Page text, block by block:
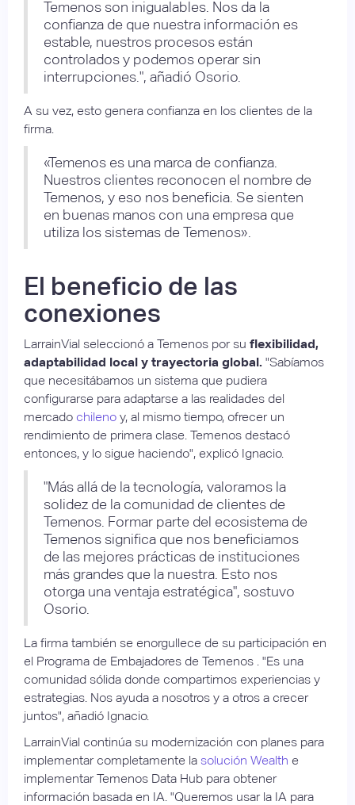
Temenos son inigualables. Nos da la
confianza de que nuestra información es
estable, nuestros procesos están
controlados y podemos operar sin
interrupciones.", añadió Osorio.
A su vez, esto genera confianza en los clientes de la
firma.
«Temenos es una marca de confianza.
Nuestros clientes reconocen el nombre de
Temenos, y eso nos beneficia. Se sienten
en buenas manos con una empresa que
utiliza los sistemas de Temenos».
El beneficio de las
conexiones
LarrainVial seleccionó a Temenos por su flexibilidad,
adaptabilidad local y trayectoria global. "Sabíamos
que necesitábamos un sistema que pudiera
configurarse para adaptarse a las realidades del
mercado chileno y, al mismo tiempo, ofrecer un
rendimiento de primera clase. Temenos destacó
entonces, y lo sigue haciendo", explicó Ignacio.
"Más allá de la tecnología, valoramos la
solidez de la comunidad de clientes de
Temenos. Formar parte del ecosistema de
Temenos significa que nos beneficiamos
de las mejores prácticas de instituciones
más grandes que la nuestra. Esto nos
otorga una ventaja estratégica", sostuvo
Osorio.
La firma también se enorgullece de su participación en
el Programa de Embajadores de Temenos . "Es una
comunidad sólida donde compartimos experiencias y
estrategias. Nos ayuda a nosotros y a otros a crecer
juntos", añadió Ignacio.
LarrainVial continúa su modernización con planes para
implementar completamente la solución Wealth e
implementar Temenos Data Hub para obtener
información basada en IA. "Queremos usar la IA para